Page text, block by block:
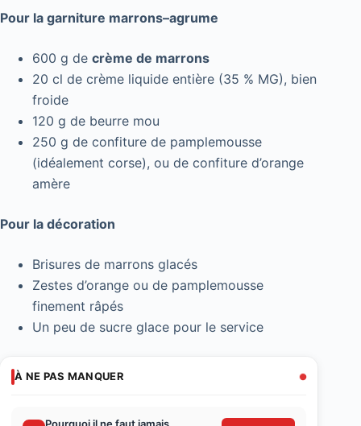
Pour la garniture marrons–agrume
600 g de crème de marrons
20 cl de crème liquide entière (35 % MG), bien
froide
120 g de beurre mou
250 g de confiture de pamplemousse
(idéalement corse), ou de confiture d’orange
amère
Pour la décoration
Brisures de marrons glacés
Zestes d’orange ou de pamplemousse
finement râpés
Un peu de sucre glace pour le service
À NE PAS MANQUER